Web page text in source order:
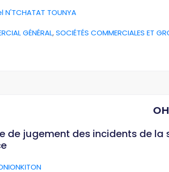
TOUNYA
GÉNÉRAL,SOCIÉTÉS COMMERCIALES ET
de jugement des incidents de